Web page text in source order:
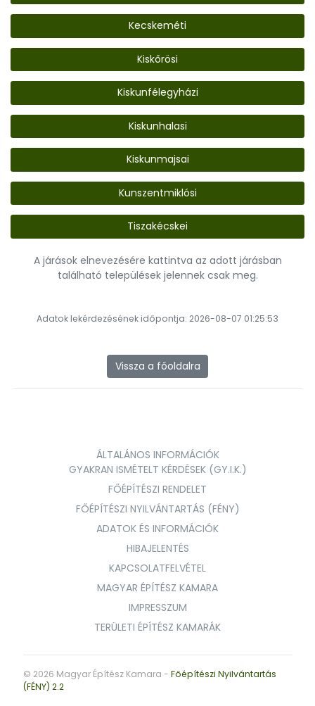
Kecskeméti
Kiskőrösi
Kiskunfélegyházi
Kiskunhalasi
Kiskunmajsai
Kunszentmiklósi
Tiszakécskei
A járások elnevezésére kattintva az adott járásban
található települések jelennek csak meg.
Adatok lekérdezésének időpontja: 2026-08-07 01:25:53
Vissza a főoldalra
ÁLTALÁNOS INFORMÁCIÓK
GYAKRAN ISMÉTELT KÉRDÉSEK (GY.I.K.)
FŐÉPÍTÉSZI RENDELET
FŐÉPÍTÉSZI NYILVÁNTARTÁS (FÉNY)
ADATOK ÉS INFORMÁCIÓK
HIBAJELENTÉS
KAPCSOLATFELVÉTEL
MAGYAR ÉPÍTÉSZ KAMARA
IMPRESSZUM
TERÜLETI ÉPÍTÉSZ KAMARÁK
© 2026 Magyar Építész Kamara - Főépítészi Nyilvántartás
(FÉNY) 2.2